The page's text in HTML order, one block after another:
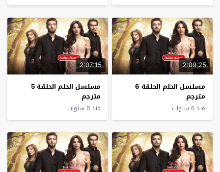
2:09:25
مسلسل الحلم الحلقة 6
مترجم
منذ 6 سنوات
2:07:15
مسلسل الحلم الحلقة 5
مترجم
منذ 6 سنوات